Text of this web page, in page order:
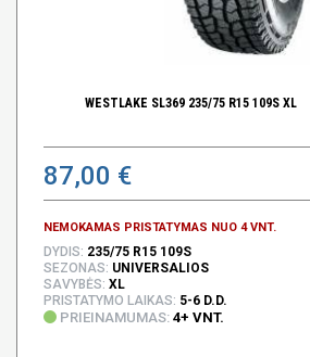
WESTLAKE SL369 235/75 R15 109S XL
87,00 €
NEMOKAMAS PRISTATYMAS NUO 4 VNT.
DYDIS: 235/75 R15 109S
SEZONAS: UNIVERSALIOS
SAVYBĖS: XL
PRISTATYMO LAIKAS: 5-6 D.D.
PRIEINAMUMAS: 4+ VNT.